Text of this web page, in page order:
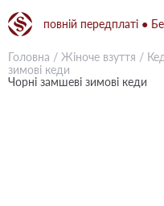
повній передплаті ●
Головна / Жіноче взуття /
зимові кеди
Чорні замшеві зимові кеди